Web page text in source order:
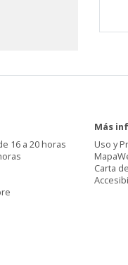
16 a 20 horas
Más
Uso y
Carta